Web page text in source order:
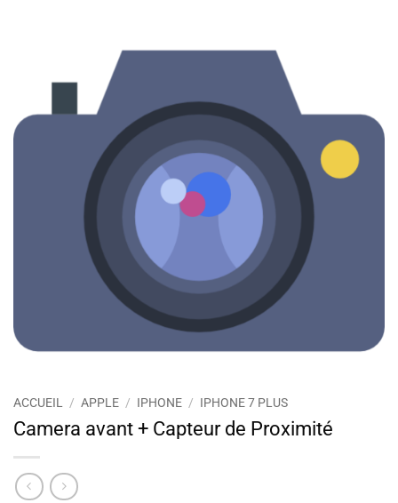
ACCUEIL / APPLE / IPHONE / IPHONE 7 PLUS
Camera avant + Capteur de Proximité